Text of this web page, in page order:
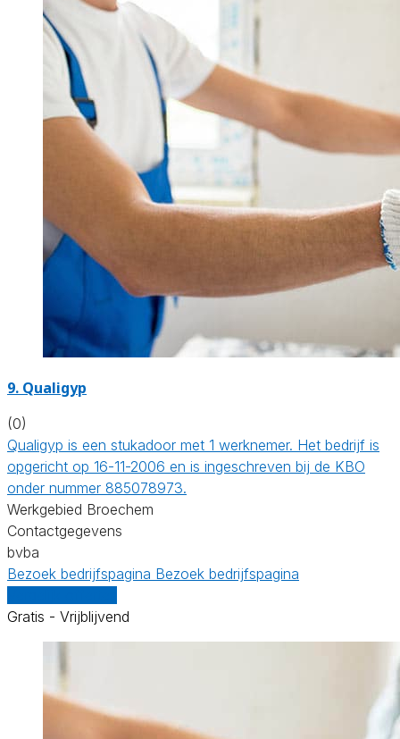
9. Qualigyp
(0)
Qualigyp is een stukadoor met 1 werknemer. Het bedrijf is
opgericht op 16-11-2006 en is ingeschreven bij de KBO
onder nummer 885078973.
Werkgebied Broechem
Contactgegevens
bvba
Bezoek bedrijfspagina Bezoek bedrijfspagina
Gratis - Vrijblijvend